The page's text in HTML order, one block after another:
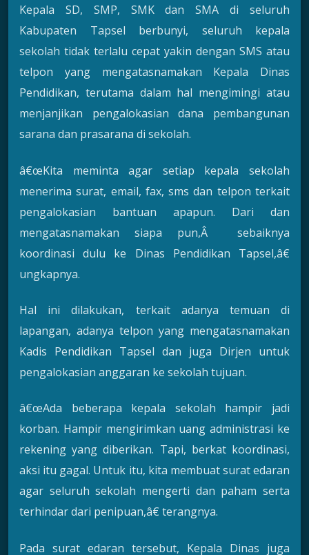
Kepala SD, SMP, SMK dan SMA di seluruh
Kabupaten Tapsel berbunyi, seluruh kepala
sekolah tidak terlalu cepat yakin dengan SMS atau
telpon yang mengatasnamakan Kepala Dinas
Pendidikan, terutama dalam hal mengimingi atau
menjanjikan pengalokasian dana pembangunan
sarana dan prasarana di sekolah.
â€œKita meminta agar setiap kepala sekolah
menerima surat, email, fax, sms dan telpon terkait
pengalokasian bantuan apapun. Dari dan
mengatasnamakan siapa pun,Â sebaiknya
koordinasi dulu ke Dinas Pendidikan Tapsel,â€
ungkapnya.
Hal ini dilakukan, terkait adanya temuan di
lapangan, adanya telpon yang mengatasnamakan
Kadis Pendidikan Tapsel dan juga Dirjen untuk
pengalokasian anggaran ke sekolah tujuan.
â€œAda beberapa kepala sekolah hampir jadi
korban. Hampir mengirimkan uang administrasi ke
rekening yang diberikan. Tapi, berkat koordinasi,
aksi itu gagal. Untuk itu, kita membuat surat edaran
agar seluruh sekolah mengerti dan paham serta
terhindar dari penipuan,â€ terangnya.
Pada surat edaran tersebut, Kepala Dinas juga